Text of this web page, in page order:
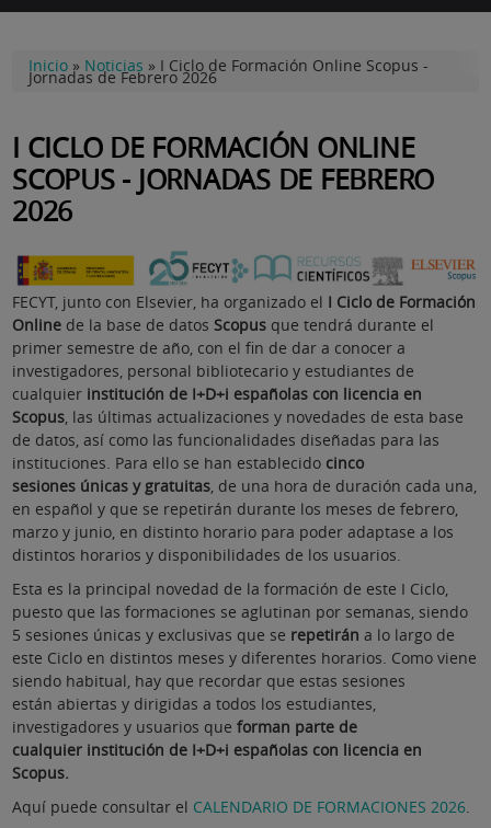
Inicio » Noticias » I Ciclo de Formación Online Scopus -
Jornadas de Febrero 2026
I CICLO DE FORMACIÓN ONLINE
SCOPUS - JORNADAS DE FEBRERO
2026
FECYT, junto con Elsevier, ha organizado el I Ciclo de Formación
Online de la base de datosScopus que tendrá durante el
primer semestre de año, con el fin de dar a conocer a
investigadores, personal bibliotecario y estudiantes de
cualquier institución de I+D+i españolas con licencia en
Scopus , las últimas actualizaciones y novedades de esta base
de datos, así como las funcionalidades diseñadas para las
instituciones. Para ello se han establecido cinco
sesiones únicas y gratuitas , de una hora de duración cada una,
en español y que se repetirán durante los meses de febrero,
marzo y junio, en distinto horario para poder adaptase a los
distintos horarios y disponibilidades de los usuarios.
Esta es la principal novedad de la formación de este I Ciclo,
puesto que las formaciones se aglutinan por semanas, siendo
5 sesiones únicas y exclusivas que se repetirána lo largo de
este Ciclo en distintos meses y diferentes horarios. Como viene
siendo habitual, hay que recordar que estas sesiones
están abiertas y dirigidas a todos los estudiantes,
investigadores y usuarios queforman parte de
cualquier institución de I+D+i españolas con licencia en
Scopus.
Aquí puede consultar el CALENDARIO DE FORMACIONES 2026